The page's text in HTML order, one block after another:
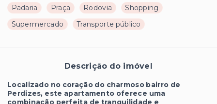
Padaria
Praça Rodovia
Shopping
Supermercado
Transporte público
Descrição do imóvel
Localizado no coração do charmoso bairro de
Perdizes, este apartamento oferece uma
combinação perfeita de tranquilidade e